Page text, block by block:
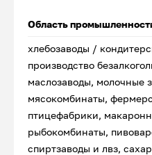
Область
хлебозаводы /
производство
маслозаводы, молочные
мясокомбинаты,
птицефабрики,
рыбокомбинаты,
спиртзаводы и лвз,